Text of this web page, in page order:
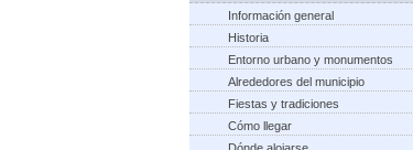
Información general
Historia
Entorno urbano y monumentos
Alrededores del municipio
Fiestas y tradiciones
Cómo llegar